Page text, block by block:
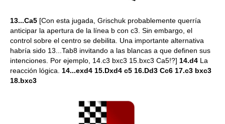
13...Ca5 [Con esta jugada, Grischuk probablemente querría
anticipar la apertura de la línea b con c3. Sin embargo, el
control sobre el centro se debilita. Una importante alternativa
habría sido 13...Tab8 invitando a las blancas a que definen sus
intenciones. Por ejemplo, 14.c3 bxc3 15.bxc3 Ca5!?] 14.d4 La
reacción lógica. 14...exd4 15.Dxd4 c5 16.Dd3 Cc6 17.c3 bxc3
18.bxc3